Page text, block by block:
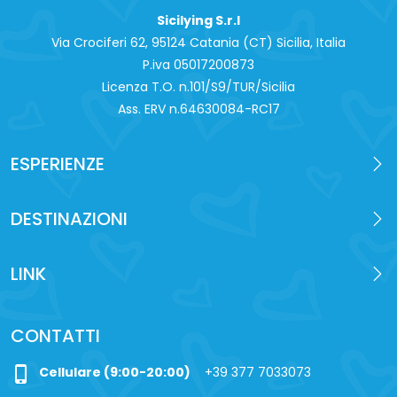
Sicilying S.r.l
Via Crociferi 62, 95124 Catania (CT) Sicilia, Italia
P.iva 0‍5017200873
Licenza T.O. n.101/S9/TUR/Sicilia
Ass. ERV n.64630084-RC17
ESPERIENZE
DESTINAZIONI
LINK
CONTATTI
phone_iphone Cellulare (9:00-20:00) +39 377 7033073